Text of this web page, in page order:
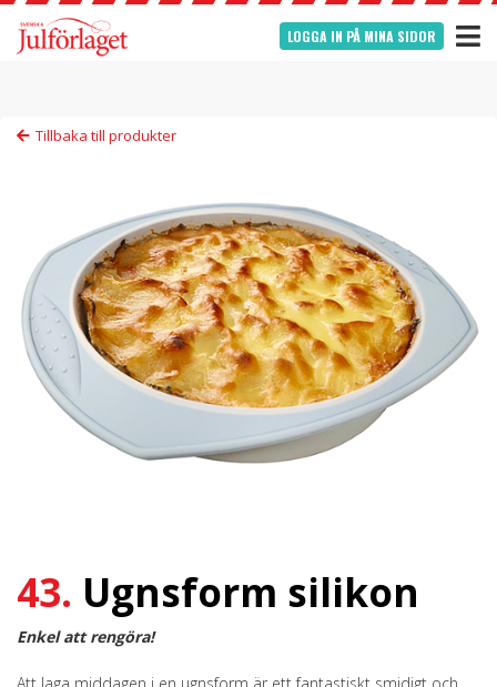
LOGGA IN PÅ MINA SIDOR
Tillbaka till produkter
43. Ugnsform silikon
Enkel att rengöra!